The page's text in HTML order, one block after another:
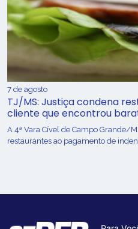
7 de agosto
TJ/MS: Justiça condena
cliente que encontrou
A 4ª Vara Cível de Campo Grande/
restaurantes ao pagamento de